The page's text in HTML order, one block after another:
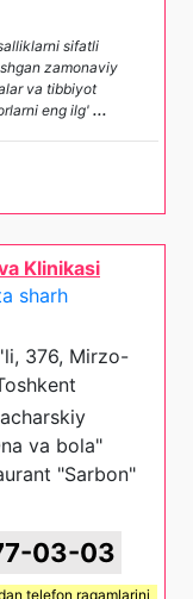
sifatli
zamonaviy
va tibbiyot
eng ilg' ...
Klinikasi
sharh
376, Mirzo-
va bola"
"Sarbon"
03-03
telefon raqamlarini